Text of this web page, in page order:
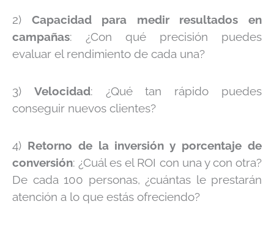
2) Capacidad para medir resultados en
campañas: ¿Con qué precisión puedes
evaluar el rendimiento de cada una?
3) Velocidad: ¿Qué tan rápido puedes
conseguir nuevos clientes?
4) Retorno de la inversión y porcentaje de
conversión: ¿Cuál es el ROI con una y con otra?
De cada 100 personas, ¿cuántas le prestarán
atención a lo que estás ofreciendo?